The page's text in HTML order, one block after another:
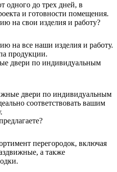
одного до трех дней, в
и готовности помещения.
на свои изделия и работу?
на все наши изделия и работу.
продукции.
двери по индивидуальным
двери по индивидуальным
соответствовать вашим
перегородок, включая
а также